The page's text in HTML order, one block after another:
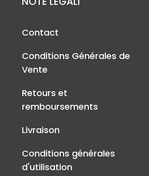
Contact
Conditions Générales de
Vente
Retours et
remboursements
Livraison
Conditions générales
d'utilisation